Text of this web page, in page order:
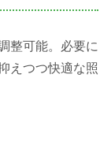
整可能。必要に
えつつ快適な照